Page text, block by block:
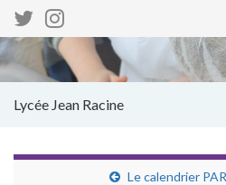
Search for:
Lycée Jean Racine
Le calendrier